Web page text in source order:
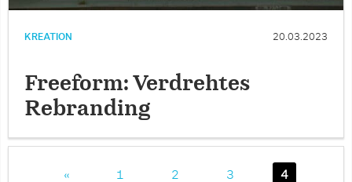
KREATION 20.03.2023
Freeform: Verdrehtes
Rebranding
« 1 2 3 4